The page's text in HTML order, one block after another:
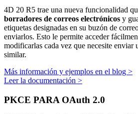
4D 20 R5 trae una nueva funcionalidad
borradores de correos electrónicos y
etiquetas designadas en su buzón de
enviarlos. Esto le permite acceder
modificarlas cada vez que necesite enviar
similar.
Más información y ejemplos en el blog >
Leer la documentación >
PKCE PARA OAuth 2.0